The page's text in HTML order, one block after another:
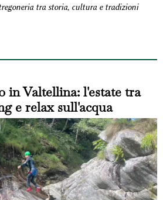
tra storia, cultura e tradizioni
in Valtellina: l'estate tra
e relax sull'acqua